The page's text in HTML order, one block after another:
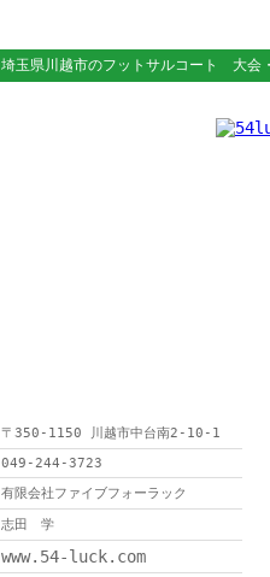
埼玉県川越市のフットサルコート 大会
〒350-1150 川越市中台南2-10-1
049-244-3723
有限会社ファイブフォーラック
志田 学
www.54-luck.com